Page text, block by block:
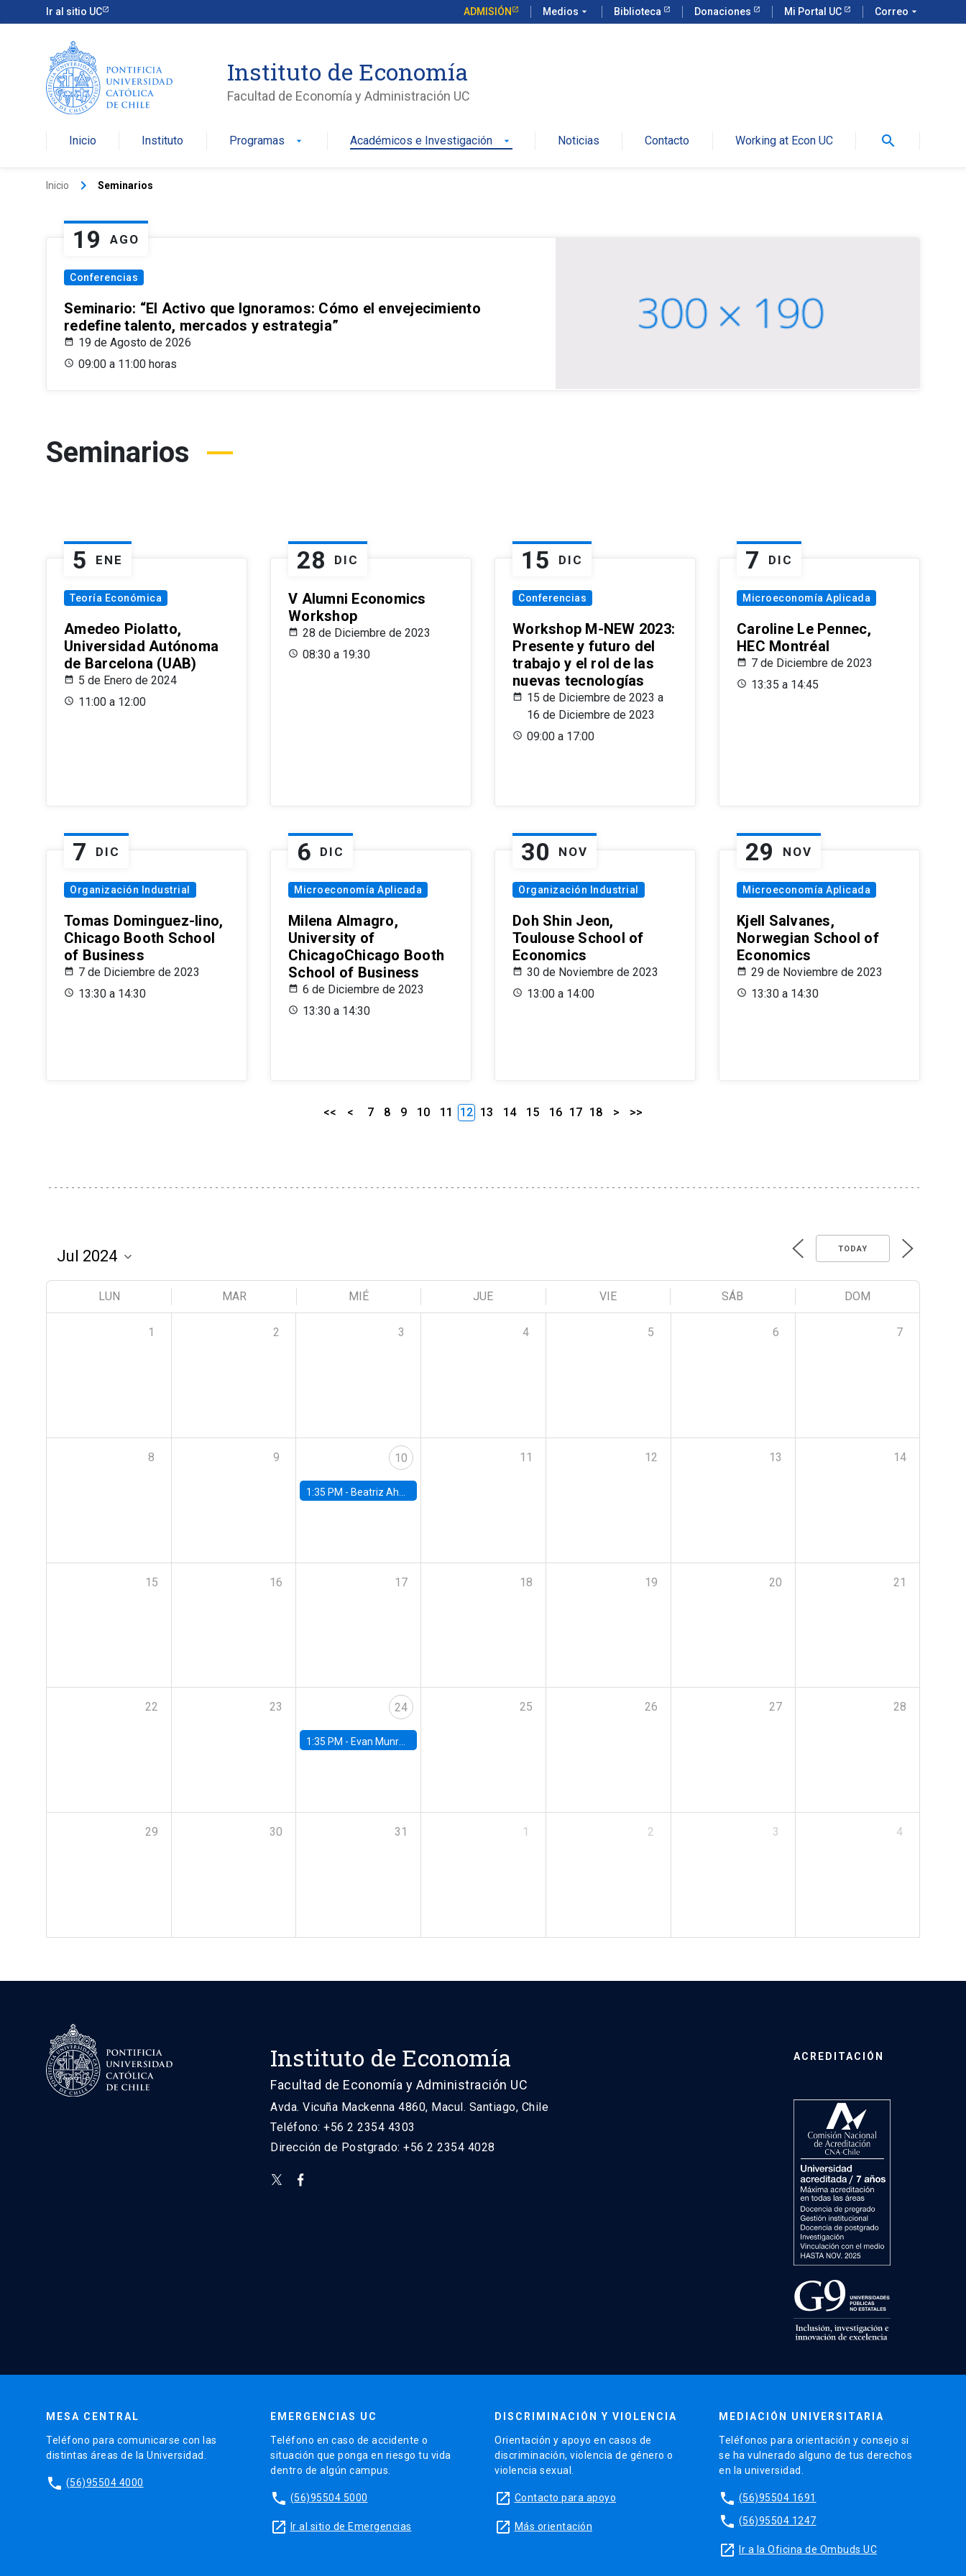
Ir al sitio UC ADMISIÓN Medios arrow_drop_down Biblioteca Donaciones Mi Portal UC Correo arrow_drop_down
Instituto de Economía
Facultad de Economía y Administración UC
Inicio Instituto Programas arrow_drop_down Académicos e Investigación arrow_drop_down Noticias Contacto Working at Econ UC search
Inicio keyboard_arrow_right Seminarios
19 AGO
Conferencias
Seminario: “El Activo que Ignoramos: Cómo el envejecimiento
redefine talento, mercados y estrategia”
19 de Agosto de 2026
09:00 a 11:00 horas
Seminarios
5 ENE
Teoría Económica
Amedeo Piolatto,
Universidad Autónoma
de Barcelona (UAB)
5 de Enero de 2024
11:00 a 12:00
28 DIC
V Alumni Economics
Workshop
28 de Diciembre de 2023
08:30 a 19:30
15 DIC
Conferencias
Workshop M-NEW 2023:
Presente y futuro del
trabajo y el rol de las
nuevas tecnologías
15 de Diciembre de 2023 a
16 de Diciembre de 2023
09:00 a 17:00
7 DIC
Microeconomía Aplicada
Caroline Le Pennec,
HEC Montréal
7 de Diciembre de 2023
13:35 a 14:45
7 DIC
Organización Industrial
Tomas Dominguez-Iino,
Chicago Booth School
of Business
7 de Diciembre de 2023
13:30 a 14:30
6 DIC
Microeconomía Aplicada
Milena Almagro,
University of
ChicagoChicago Booth
School of Business
6 de Diciembre de 2023
13:30 a 14:30
30 NOV
Organización Industrial
Doh Shin Jeon,
Toulouse School of
Economics
30 de Noviembre de 2023
13:00 a 14:00
29 NOV
Microeconomía Aplicada
Kjell Salvanes,
Norwegian School of
Economics
29 de Noviembre de 2023
13:30 a 14:30
<< < 7 8 9 10 11 12 13 14 15 16 17 18 > >>
TODAY
LUN MAR MIÉ JUE VIE SÁB DOM
1 2 3 4 5 6 7
8 9 10
1:35 PM - Beatriz Ahumada, PhD candidate, Universidad de Pittsburgh
11 12 13 14
15 16 17 18 19 20 21
22 23 24
1:35 PM - Evan Munro, Neyman Visiting Assistant Professor in the Department of Statistics at UC Berkeley
25 26 27 28
29 30 31 1 2 3 4
Instituto de Economía
Facultad de Economía y Administración UC
Avda. Vicuña Mackenna 4860, Macul. Santiago, Chile
Teléfono: +56 2 2354 4303
Dirección de Postgrado: +56 2 2354 4028
ACREDITACIÓN
MESA CENTRAL
Teléfono para comunicarse con las
distintas áreas de la Universidad.
phone (56)95504 4000
EMERGENCIAS UC
Teléfono en caso de accidente o
situación que ponga en riesgo tu vida
dentro de algún campus.
phone (56)95504 5000
launch Ir al sitio de Emergencias
DISCRIMINACIÓN Y VIOLENCIA
Orientación y apoyo en casos de
discriminación, violencia de género o
violencia sexual.
launch Contacto para apoyo
launch Más orientación
MEDIACIÓN UNIVERSITARIA
Teléfonos para orientación y consejo si
se ha vulnerado alguno de tus derechos
en la universidad.
phone (56)95504 1691
phone (56)95504 1247
launch Ir a la Oficina de Ombuds UC